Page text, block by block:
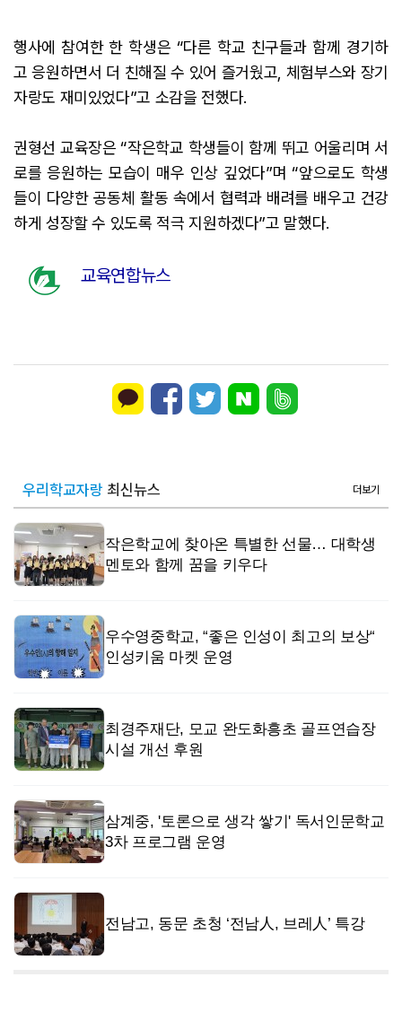
행사에 참여한 한 학생은 “다른 학교 친구들과 함께 경기하
고 응원하면서 더 친해질 수 있어 즐거웠고, 체험부스와 장기
자랑도 재미있었다”고 소감을 전했다.
권형선 교육장은 “작은학교 학생들이 함께 뛰고 어울리며 서
로를 응원하는 모습이 매우 인상 깊었다”며 “앞으로도 학생
들이 다양한 공동체 활동 속에서 협력과 배려를 배우고 건강
하게 성장할 수 있도록 적극 지원하겠다”고 말했다.
교육연합뉴스
우리학교자랑 최신뉴스 더보기
작은학교에 찾아온 특별한 선물… 대학생
멘토와 함께 꿈을 키우다
우수영중학교, “좋은 인성이 최고의 보상“
인성키움 마켓 운영
최경주재단, 모교 완도화흥초 골프연습장
시설 개선 후원
삼계중, '토론으로 생각 쌓기' 독서인문학교
3차 프로그램 운영
전남고, 동문 초청 ‘전남人, 브레人’ 특강